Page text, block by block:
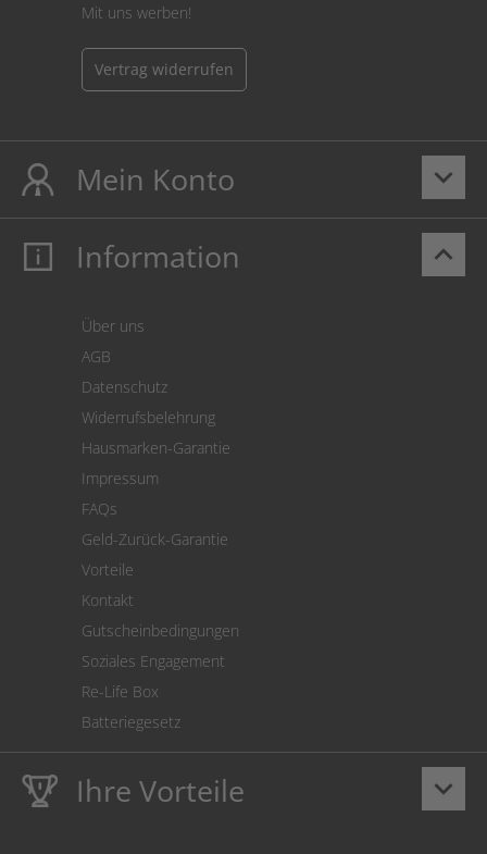
Mit uns werben!
Vertrag widerrufen
keyboard_arrow_down
Mein Konto
Mein Konto
Cookie Einstellungen
keyboard_arrow_up
Information
Über uns
AGB
Datenschutz
Widerrufsbelehrung
Hausmarken-Garantie
Impressum
FAQs
Geld-Zurück-Garantie
Vorteile
Kontakt
Gutscheinbedingungen
Soziales Engagement
Re-Life Box
Batteriegesetz
keyboard_arrow_down
Ihre Vorteile